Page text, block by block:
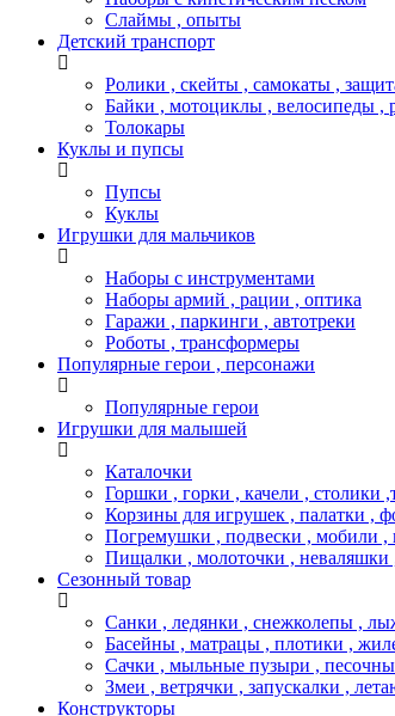
Слаймы , опыты
Детский транспорт
Ролики , скейты , самокаты ,
Байки , мотоциклы , велосипеды ,
Толокары
Куклы и пупсы
Пупсы
Куклы
Игрушки для мальчиков
Наборы с инструментами
Наборы армий , рации , оптика
Гаражи , паркинги , автотреки
Роботы , трансформеры
Популярные герои , персонажи
Популярные герои
Игрушки для малышей
Каталочки
Горшки , горки , качели , столики
Корзины для игрушек , палатки ,
Погремушки , подвески , мобили ,
Пищалки , молоточки ,
Сезонный товар
Санки , ледянки , снежколепы ,
Басейны , матрацы , плотики ,
Сачки , мыльные пузыри ,
Змеи , ветрячки , запускалки ,
Конструкторы